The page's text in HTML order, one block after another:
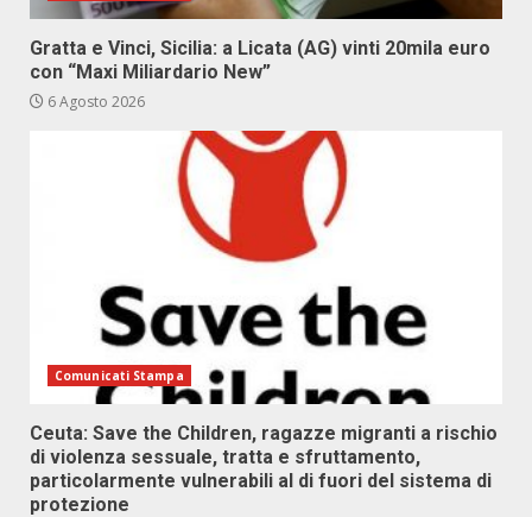
Gratta e Vinci, Sicilia: a Licata (AG) vinti 20mila euro
con “Maxi Miliardario New”
6 Agosto 2026
Comunicati Stampa
Ceuta: Save the Children, ragazze migranti a rischio
di violenza sessuale, tratta e sfruttamento,
particolarmente vulnerabili al di fuori del sistema di
protezione